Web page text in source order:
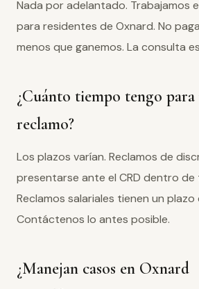
Nada por adelantado. Trabajamos
para residentes de Oxnard. No
menos que ganemos. La consulta
¿Cuánto tiempo tengo
reclamo?
Los plazos varían. Reclamos de
presentarse ante el CRD dentro de
Reclamos salariales tienen un
Contáctenos lo antes posible.
¿Manejan casos en Oxnard